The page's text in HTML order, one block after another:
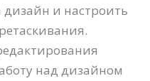
и настроить
над дизайном